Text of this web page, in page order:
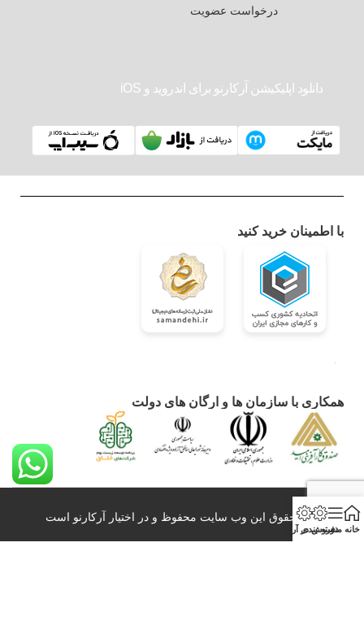
درخواست عضویت
دانلود اپلیکیشن آرکارنو برای اندروید و iOS
با اطمینان خرید کنید
همکاری با سازمان ها و ارگان های دولت
کلیه حقوق این وب سایت محفوظ و در اختیار آرکارنو است
خانه منو
دسته بندی
فروش در آرکارنو